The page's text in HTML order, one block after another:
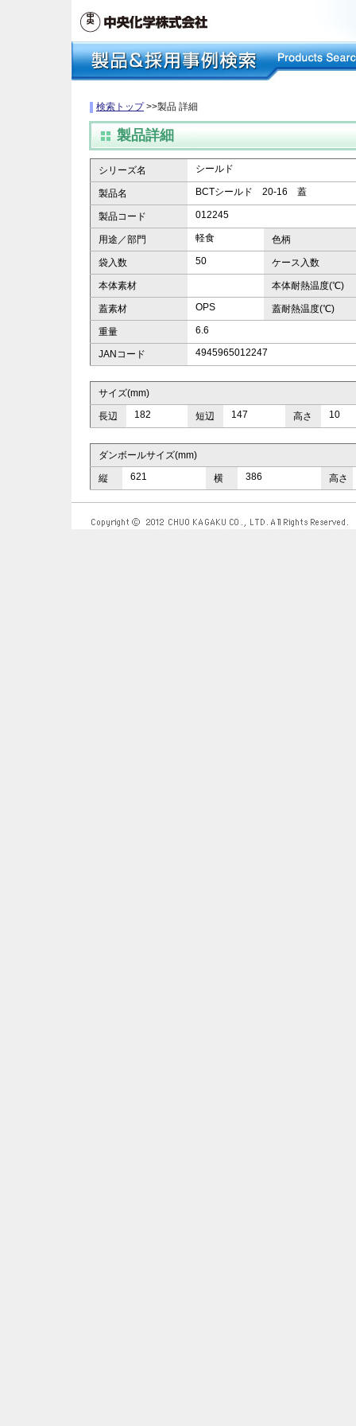
検索トップ>>製品 詳細
製品詳細
シリーズ名 シールド
製品名 BCTシールド 20-16 蓋
製品コード 012245
用途／部門 軽食 色柄
袋入数 50 ケース入数
本体素材 本体耐熱温度(℃)
蓋素材 OPS 蓋耐熱温度(℃)
重量 6.6
JANコード 4945965012247
サイズ(mm)
長辺 182 短辺 147 高さ 10
ダンボールサイズ(mm)
縦 621 横 386 高さ